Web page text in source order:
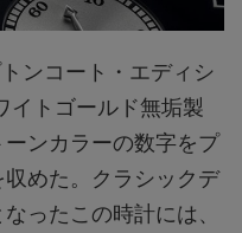
ンコート・エディシ
イトゴールド無垢製
ンカラーの数字をプ
めた。クラシックデ
ったこの時計には、